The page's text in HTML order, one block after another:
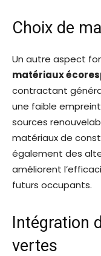
Choix de
Un autre aspect
matériaux
contractant
une faible
sources
matériaux de
également des
améliorent
futurs occupants.
Intégration
vertes